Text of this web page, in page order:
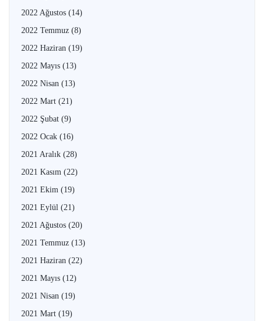
2022 Ağustos (14)
2022 Temmuz (8)
2022 Haziran (19)
2022 Mayıs (13)
2022 Nisan (13)
2022 Mart (21)
2022 Şubat (9)
2022 Ocak (16)
2021 Aralık (28)
2021 Kasım (22)
2021 Ekim (19)
2021 Eylül (21)
2021 Ağustos (20)
2021 Temmuz (13)
2021 Haziran (22)
2021 Mayıs (12)
2021 Nisan (19)
2021 Mart (19)